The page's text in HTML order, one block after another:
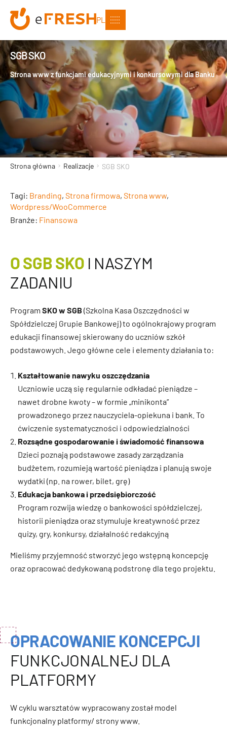
PL
SGB SKO
Strona www z funkcjami edukacyjnymi i konkursowymi dla Banku
Strona główna Realizacje SGB SKO
Tagi: Branding, Strona firmowa, Strona www,
Wordpress/WooCommerce
Branże: Finansowa
O SGB SKO I NASZYM
ZADANIU
Program SKO w SGB (Szkolna Kasa Oszczędności w
Spółdzielczej Grupie Bankowej) to ogólnokrajowy program
edukacji finansowej skierowany do uczniów szkół
podstawowych. Jego główne cele i elementy działania to:
Kształtowanie nawyku oszczędzania
Uczniowie uczą się regularnie odkładać pieniądze –
nawet drobne kwoty – w formie „minikonta”
prowadzonego przez nauczyciela‑opiekuna i bank. To
ćwiczenie systematyczności i odpowiedzialności
Rozsądne gospodarowanie i świadomość finansowa
Dzieci poznają podstawowe zasady zarządzania
budżetem, rozumieją wartość pieniądza i planują swoje
wydatki (np. na rower, bilet, grę)
Edukacja bankowa i przedsiębiorczość
Program rozwija wiedzę o bankowości spółdzielczej,
historii pieniądza oraz stymuluje kreatywność przez
quizy, gry, konkursy, działalność redakcyjną
Mieliśmy przyjemność stworzyć jego wstępną koncepcję
oraz opracować dedykowaną podstronę dla tego projektu.
OPRACOWANIE KONCEPCJI
FUNKCJONALNEJ DLA
PLATFORMY
W cyklu warsztatów wypracowany został model
funkcjonalny platformy/ strony www.